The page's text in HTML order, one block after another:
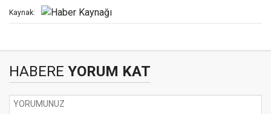
Kaynak:
HABERE YORUM KAT